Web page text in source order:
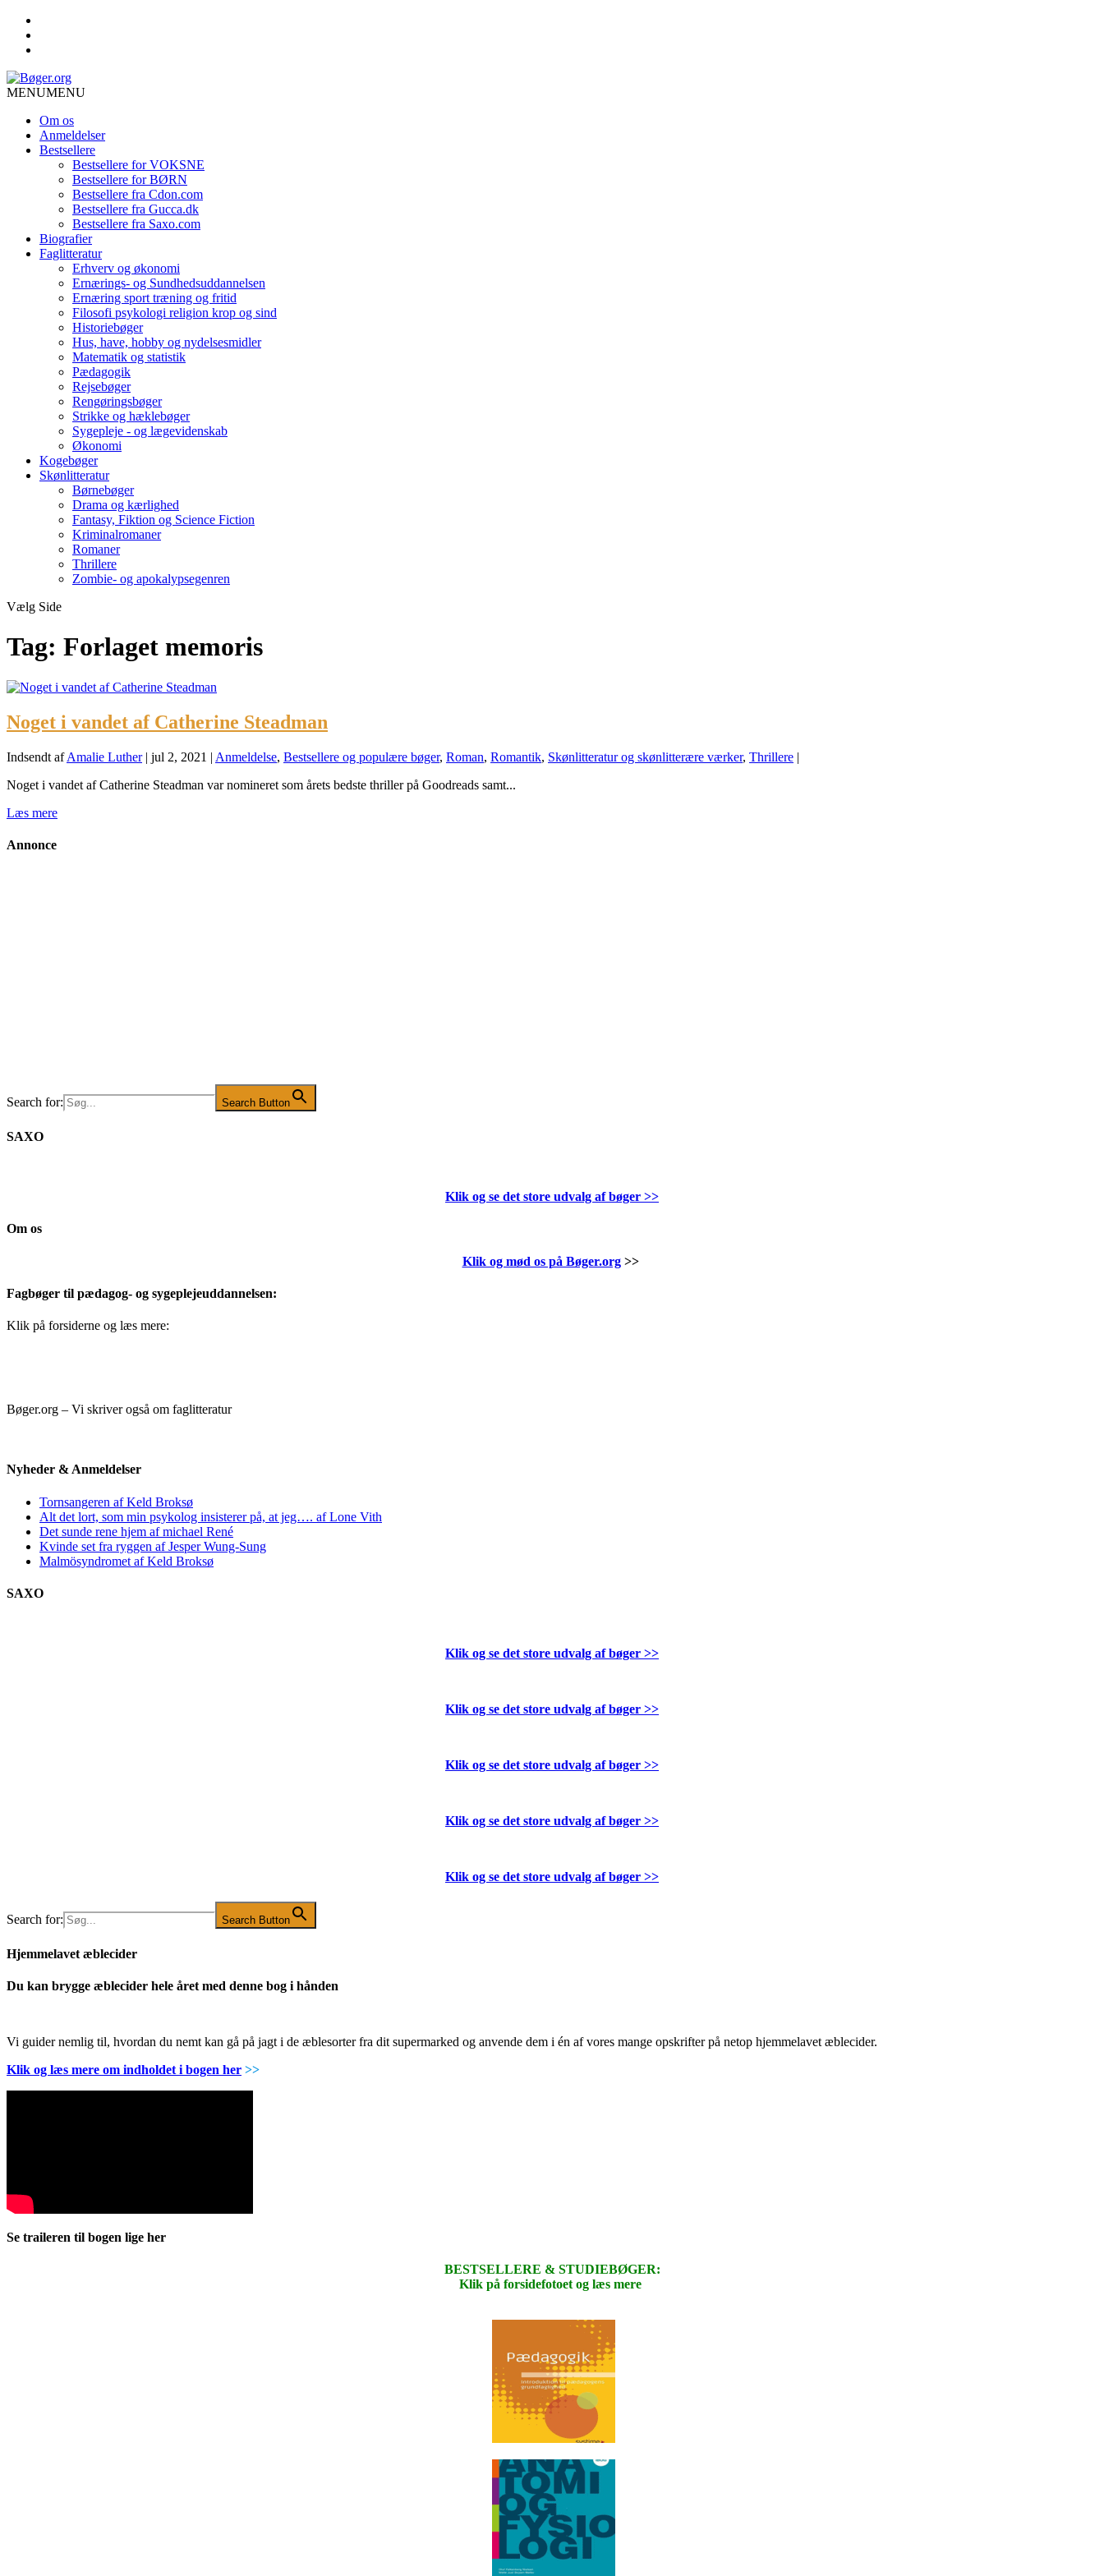
MENUMENU
Om os
Anmeldelser
Bestsellere
Bestsellere for VOKSNE
Bestsellere for BØRN
Bestsellere fra Cdon.com
Bestsellere fra Gucca.dk
Bestsellere fra Saxo.com
Biografier
Faglitteratur
Erhverv og økonomi
Ernærings- og Sundhedsuddannelsen
Ernæring sport træning og fritid
Filosofi psykologi religion krop og sind
Historiebøger
Hus, have, hobby og nydelsesmidler
Matematik og statistik
Pædagogik
Rejsebøger
Rengøringsbøger
Strikke og hæklebøger
Sygepleje - og lægevidenskab
Økonomi
Kogebøger
Skønlitteratur
Børnebøger
Drama og kærlighed
Fantasy, Fiktion og Science Fiction
Kriminalromaner
Romaner
Thrillere
Zombie- og apokalypsegenren
Vælg Side
Tag: Forlaget memoris
Noget i vandet af Catherine Steadman
Indsendt afAmalie Luther| jul 2, 2021 | Anmeldelse, Bestsellere og populære bøger, Roman, Romantik, Skønlitteratur og skønlitterære værker, Thrillere |
Noget i vandet af Catherine Steadman var nomineret som årets bedste thriller på Goodreads samt...
Læs mere
Annonce
Search for: Search Button
SAXO
Klik og se det store udvalg af bøger >>
Om os
Klik og mød os på Bøger.org>>
Fagbøger til pædagog- og sygeplejeuddannelsen:
Klik på forsiderne og læs mere:
Bøger.org – Vi skriver også om faglitteratur
Nyheder & Anmeldelser
Tornsangeren af Keld Broksø
Alt det lort, som min psykolog insisterer på, at jeg…. af Lone Vith
Det sunde rene hjem af michael René
Kvinde set fra ryggen af Jesper Wung-Sung
Malmösyndromet af Keld Broksø
SAXO
Klik og se det store udvalg af bøger >>
Klik og se det store udvalg af bøger >>
Klik og se det store udvalg af bøger >>
Klik og se det store udvalg af bøger >>
Klik og se det store udvalg af bøger >>
Search for: Search Button
Hjemmelavet æblecider
Du kan brygge æblecider hele året med denne bog i hånden
Vi guider nemlig til, hvordan du nemt kan gå på jagt i de æblesorter fra dit supermarked og anvende dem i én af vores mange opskrifter på netop hjemmelavet æblecider.
Klik og læs mere om indholdet i bogen her >>
Se traileren til bogen lige her
BESTSELLERE & STUDIEBØGER:
Klik på forsidefotoet og læs mere